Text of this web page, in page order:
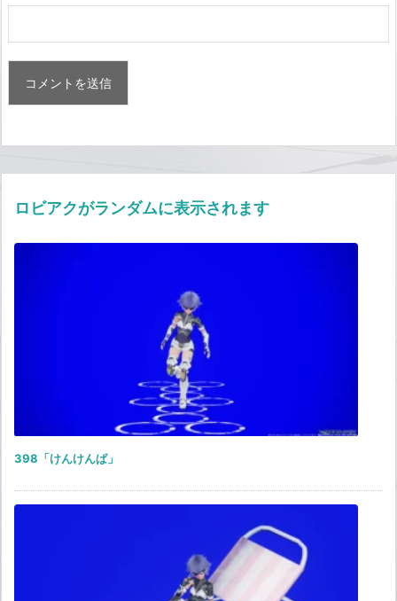
ロビアクがランダムに表示されます
398「けんけんぱ」